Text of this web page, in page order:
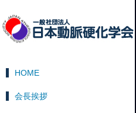
HOME
会長挨拶